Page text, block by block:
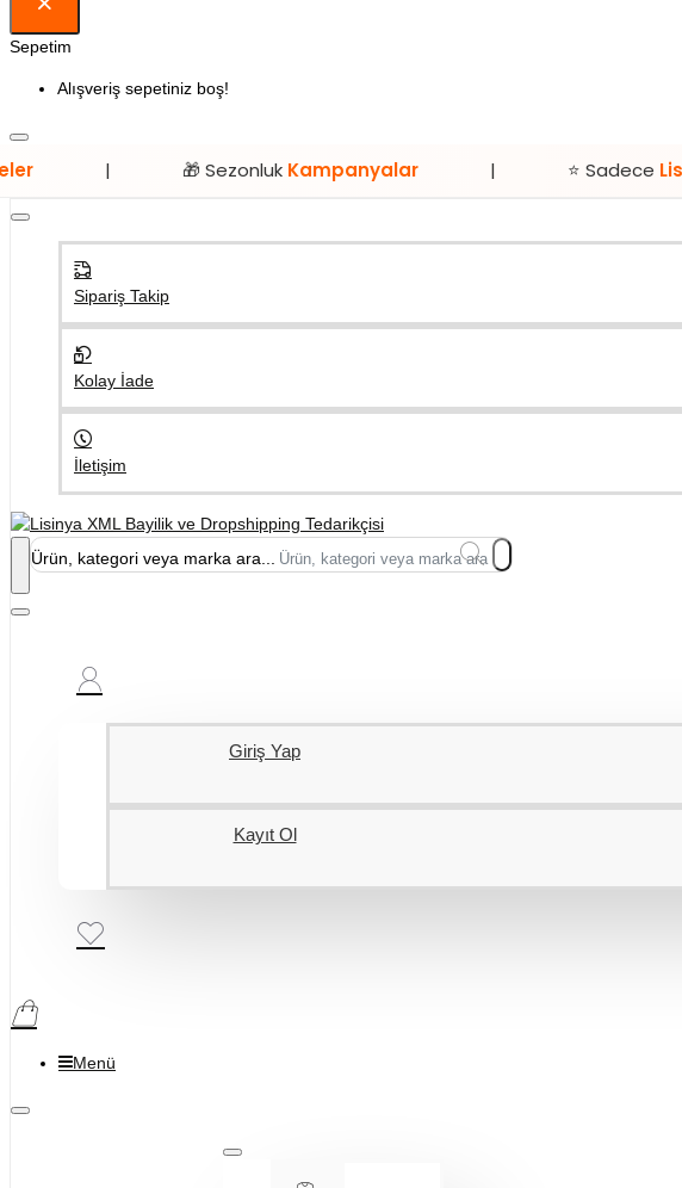
Sepetim
Alışveriş sepetiniz boş!
🎁 Sezonluk Kampanyalar | ⭐ Sadece Lisinya’da!
Sipariş Takip
Kolay İade
İletişim
Ürün, kategori veya marka ara...
Giriş Yap
Kayıt Ol
Menü